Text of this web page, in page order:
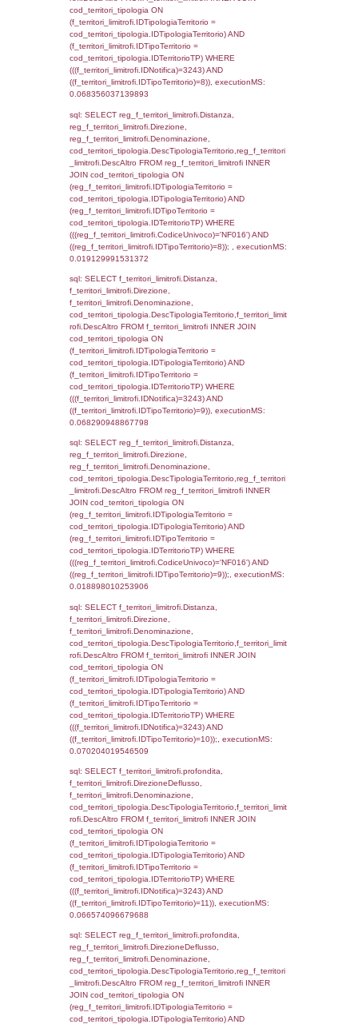
f_territori_limitrofi INNER JOIN
(f_territori_limitrofi.IDTipologiaTerritorio =
cod_territori_tipologia.IDTipologiaTerritorio)
(f_territori_limitrofi.IDTipoTerritorio =
cod_territori_tipologia.IDTerritorioTP)
(((f_territori_limitrofi.IDNotifica)=3243) AND
((f_territori_limitrofi.IDTipoTerritorio)=2)),
0.068656921386719
sql: SELECT f_territori_limitrofi.Distanza,
f_territori_limitrofi.Direzione,
f_territori_limitrofi.Denominazione,
f_territori_limitrofi.DescAltro FROM
JOIN cod_territori_tipologia ON
(f_territori_limitrofi.IDTipologiaTerritorio =
cod_territori_tipologia.IDTipologiaTerritorio)
(f_territori_limitrofi.IDTipoTerritorio =
cod_territori_tipologia.IDTerritorioTP)
(((f_territori_limitrofi.IDNotifica)=3243) AND
((f_territori_limitrofi.IDTipoTerritorio)=3)),
0.070153951644897
sql: SELECT
reg_f_territori_limitrofi.Direzione,
reg_f_territori_limitrofi.Denominazione,
reg_f_territori_limitrofi.DescAltro FROM
reg_f_territori_limitrofi INNER JOIN
ON
cod_territori_tipologia.IDTipologiaTerritorio)
(reg_f_territori_limitrofi.IDTipoTerritorio =
cod_territori_tipologia.IDTerritorioTP)
0.019811868667603
sql: SELECT f_territori_limitrofi.Distanza,
f_territori_limitrofi.Direzione,
f_territori_limitrofi.Denominazione,
rofi.DescAltro FROM f_territori_limitrofi
cod_territori_tipologia ON
(f_territori_limitrofi.IDTipologiaTerritorio =
cod_territori_tipologia.IDTipologiaTerritorio)
(f_territori_limitrofi.IDTipoTerritorio =
cod_territori_tipologia.IDTerritorioTP)
(((f_territori_limitrofi.IDNotifica)=3243) AND
((f_territori_limitrofi.IDTipoTerritorio)=4)),
0.072405099868774
f_territori_limitrofi.Direzione,
f_territori_limitrofi.Denominazione,
f_territori_limitrofi.DescAltro FROM
JOIN cod_territori_tipologia ON